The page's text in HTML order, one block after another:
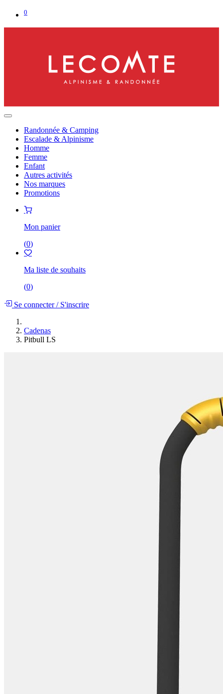
0
Randonnée & Camping
Escalade & Alpinisme
Homme
Femme
Enfant
Autres activités
Nos marques
Promotions
Mon panier
(0)
Ma liste de souhaits
(0)
Se connecter/S'inscrire
Cadenas
Pitbull LS